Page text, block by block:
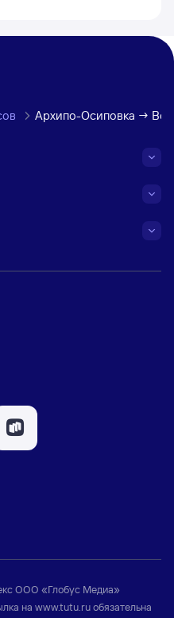
Архипо-Осиповка →
ООО «Глобус Медиа»
на www.tutu.ruобязательна